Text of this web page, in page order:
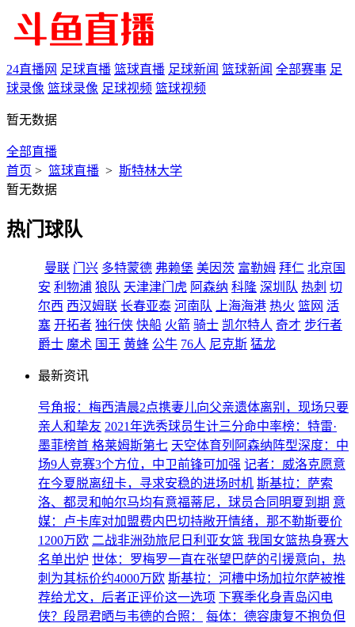
24直播网 足球直播 篮球直播 足球新闻 篮球新闻 全部赛事 足
球录像 篮球录像 足球视频 篮球视频
暂无数据
全部直播
首页 > 篮球直播 > 斯特林大学
暂无数据
热门球队
曼联 门兴 多特蒙德 弗赖堡 美因茨 富勒姆 拜仁 北京国
安 利物浦 狼队 天津津门虎 阿森纳 科隆 深圳队 热刺 切
尔西 西汉姆联 长春亚泰 河南队 上海海港 热火 篮网 活
塞 开拓者 独行侠 快船 火箭 骑士 凯尔特人 奇才 步行者
爵士 魔术 国王 黄蜂 公牛 76人 尼克斯 猛龙
最新资讯
号角报：梅西清晨2点携妻儿向父亲遗体离别，现场只要
亲人和挚友 2021年选秀球员生计三分命中率榜：特雷·
墨菲榜首 格莱姆斯第七 天空体育列阿森纳阵型深度：中
场9人竞赛3个方位，中卫前锋可加强 记者：威洛克愿意
在今夏脱离纽卡，寻求安稳的进场时机 斯基拉：萨索
洛、都灵和帕尔马均有意福蒂尼，球员合同明夏到期 意
媒：卢卡库对加盟费内巴切持敞开情绪，那不勒斯要价
1200万欧 二战非洲劲旅尼日利亚女篮 我国女篮热身赛大
名单出炉 世体：罗梅罗一直在张望巴萨的引援意向，热
刺为其标价约4000万欧 斯基拉：河槽中场加拉尔萨被推
荐给尤文，后者正评价这一选项 下赛季化身青岛闪电
侠？段昂君晒与韦德的合照：
每体：德容康复不抱负但